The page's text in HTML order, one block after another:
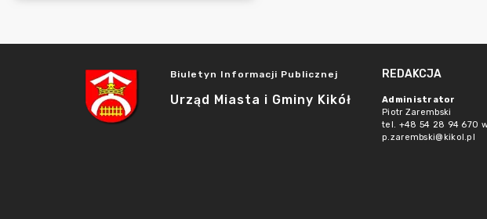
Biuletyn Informacji Publicznej
Urząd Miasta i Gminy Kikół
REDAKCJA
Administrator
Piotr Zarembski
tel. +48 54 28 94 670
p.zarembski@kikol.pl